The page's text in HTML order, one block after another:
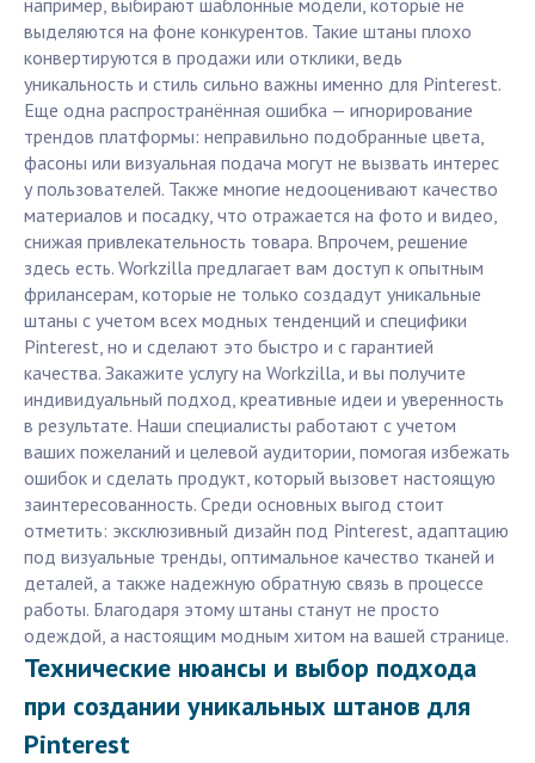
например, выбирают шаблонные модели, которые не
выделяются на фоне конкурентов. Такие штаны плохо
конвертируются в продажи или отклики, ведь
уникальность и стиль сильно важны именно для Pinterest.
Еще одна распространённая ошибка — игнорирование
трендов платформы: неправильно подобранные цвета,
фасоны или визуальная подача могут не вызвать интерес
у пользователей. Также многие недооценивают качество
материалов и посадку, что отражается на фото и видео,
снижая привлекательность товара. Впрочем, решение
здесь есть. Workzilla предлагает вам доступ к опытным
фрилансерам, которые не только создадут уникальные
штаны с учетом всех модных тенденций и специфики
Pinterest, но и сделают это быстро и с гарантией
качества. Закажите услугу на Workzilla, и вы получите
индивидуальный подход, креативные идеи и уверенность
в результате. Наши специалисты работают с учетом
ваших пожеланий и целевой аудитории, помогая избежать
ошибок и сделать продукт, который вызовет настоящую
заинтересованность. Среди основных выгод стоит
отметить: эксклюзивный дизайн под Pinterest, адаптацию
под визуальные тренды, оптимальное качество тканей и
деталей, а также надежную обратную связь в процессе
работы. Благодаря этому штаны станут не просто
одеждой, а настоящим модным хитом на вашей странице.
Технические нюансы и выбор подхода
при создании уникальных штанов для
Pinterest